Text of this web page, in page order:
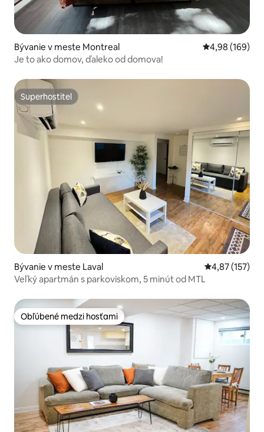
Bývanie v meste Montreal Priemerné
4,98 (169)
Je to ako domov, ďaleko od domova!
Superhostiteľ
Superhostiteľ
Bývanie v meste Laval Priemerné
4,87 (157)
Veľký apartmán s parkoviskom, 5 minút od MTL
Obľúbené medzi hosťami
Obľúbené medzi hosťami